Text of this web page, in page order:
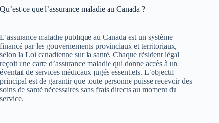
Qu’est-ce que l’assurance maladie au Canada ?
L’assurance maladie publique au Canada est un système
financé par les gouvernements provinciaux et territoriaux,
selon la Loi canadienne sur la santé. Chaque résident légal
reçoit une carte d’assurance maladie qui donne accès à un
éventail de services médicaux jugés essentiels. L’objectif
principal est de garantir que toute personne puisse recevoir des
soins de santé nécessaires sans frais directs au moment du
service.